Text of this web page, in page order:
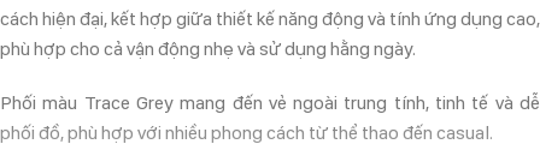
cách hiện đại, kết hợp giữa thiết kế năng động và tính ứng dụng cao,
phù hợp cho cả vận động nhẹ và sử dụng hằng ngày.
Phối màu Trace Grey mang đến vẻ ngoài trung tính, tinh tế và dễ
phối đồ, phù hợp với nhiều phong cách từ thể thao đến casual.